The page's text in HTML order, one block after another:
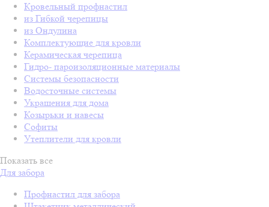
Кровельный профнастил
из Гибкой черепицы
из Ондулина
Комплектующие для кровли
Керамическая черепица
Гидро- пароизоляционные материалы
Системы безопасности
Водосточные системы
Украшения для дома
Козырьки и навесы
Софиты
Утеплители для кровли
Показать все
Для забора
Профнастил для забора